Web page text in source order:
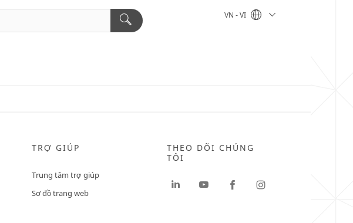
VN - VI
TRỢ GIÚP
Trung tâm trợ giúp
Sơ đồ trang web
THEO DÕI CHÚNG
TÔI